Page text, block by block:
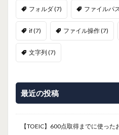
フォルダ(7) ファイルパ
if(7) ファイル操作(7)
文字列 (7)
最近の投稿
【TOEIC】600点取得までに使っ